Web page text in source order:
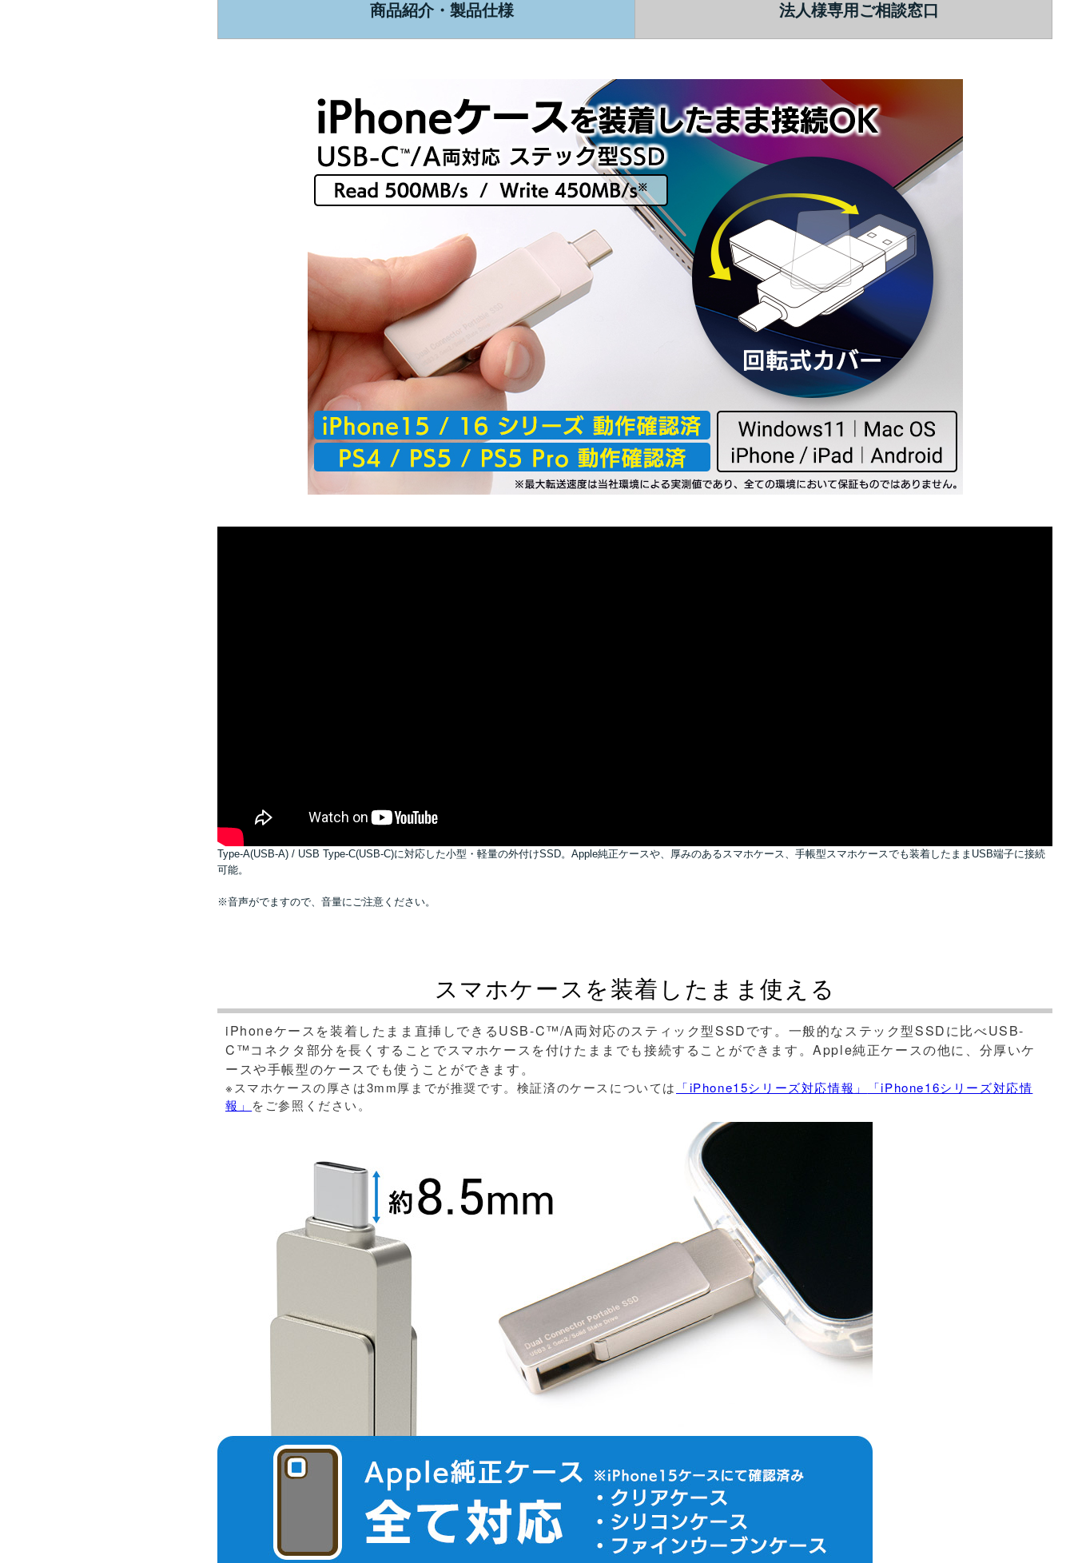
商品紹介・製品仕様 法人様専用ご相談窓口
Type-A(USB-A) / USB Type-C(USB-C)に対応した小型・軽量の外付けSSD。Apple純正ケースや、厚みのあるスマホケース、手帳型スマホケースでも装着したままUSB端子に接続
可能。
※音声がでますので、音量にご注意ください。